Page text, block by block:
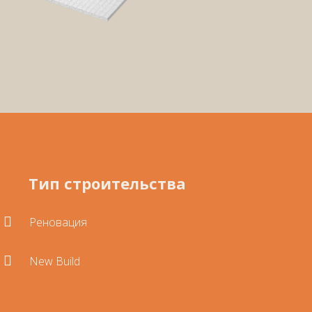
Тип строительства
 Реновация
 New Build